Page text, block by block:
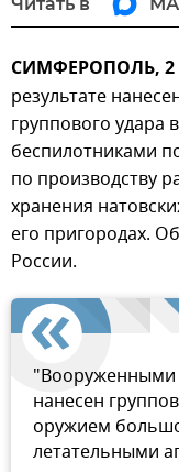
СИМФЕРОПОЛЬ, 2
результате
группового
беспилотниками
по производству
хранения
его пригородах.
России.
"Вооруженными
нанесен
оружием
летательными